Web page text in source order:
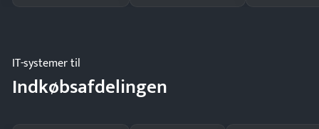
IT-systemer til
Indkøbsafdelingen